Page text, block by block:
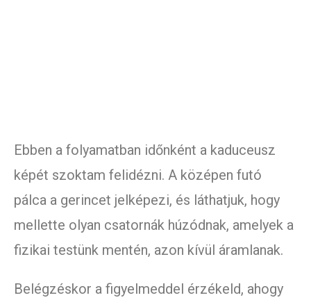
Ebben a folyamatban időnként a kaduceusz
képét szoktam felidézni. A középen futó
pálca a gerincet jelképezi, és láthatjuk, hogy
mellette olyan csatornák húzódnak, amelyek a
fizikai testünk mentén, azon kívül áramlanak.
Belégzéskor a figyelmeddel érzékeld, ahogy